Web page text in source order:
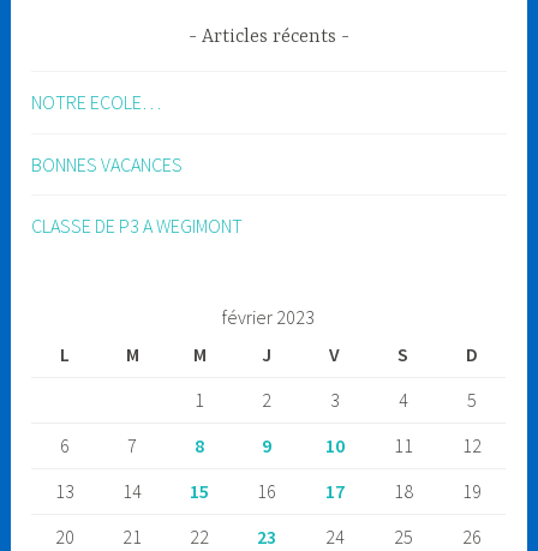
Articles récents
NOTRE ECOLE…
BONNES VACANCES
CLASSE DE P3 A WEGIMONT
février 2023
L
M M J V S D
1 2 3 4
5
6
7 8 9 10 11
12
13
14 15 16 17 18
19
20
21 22 23 24 25
26